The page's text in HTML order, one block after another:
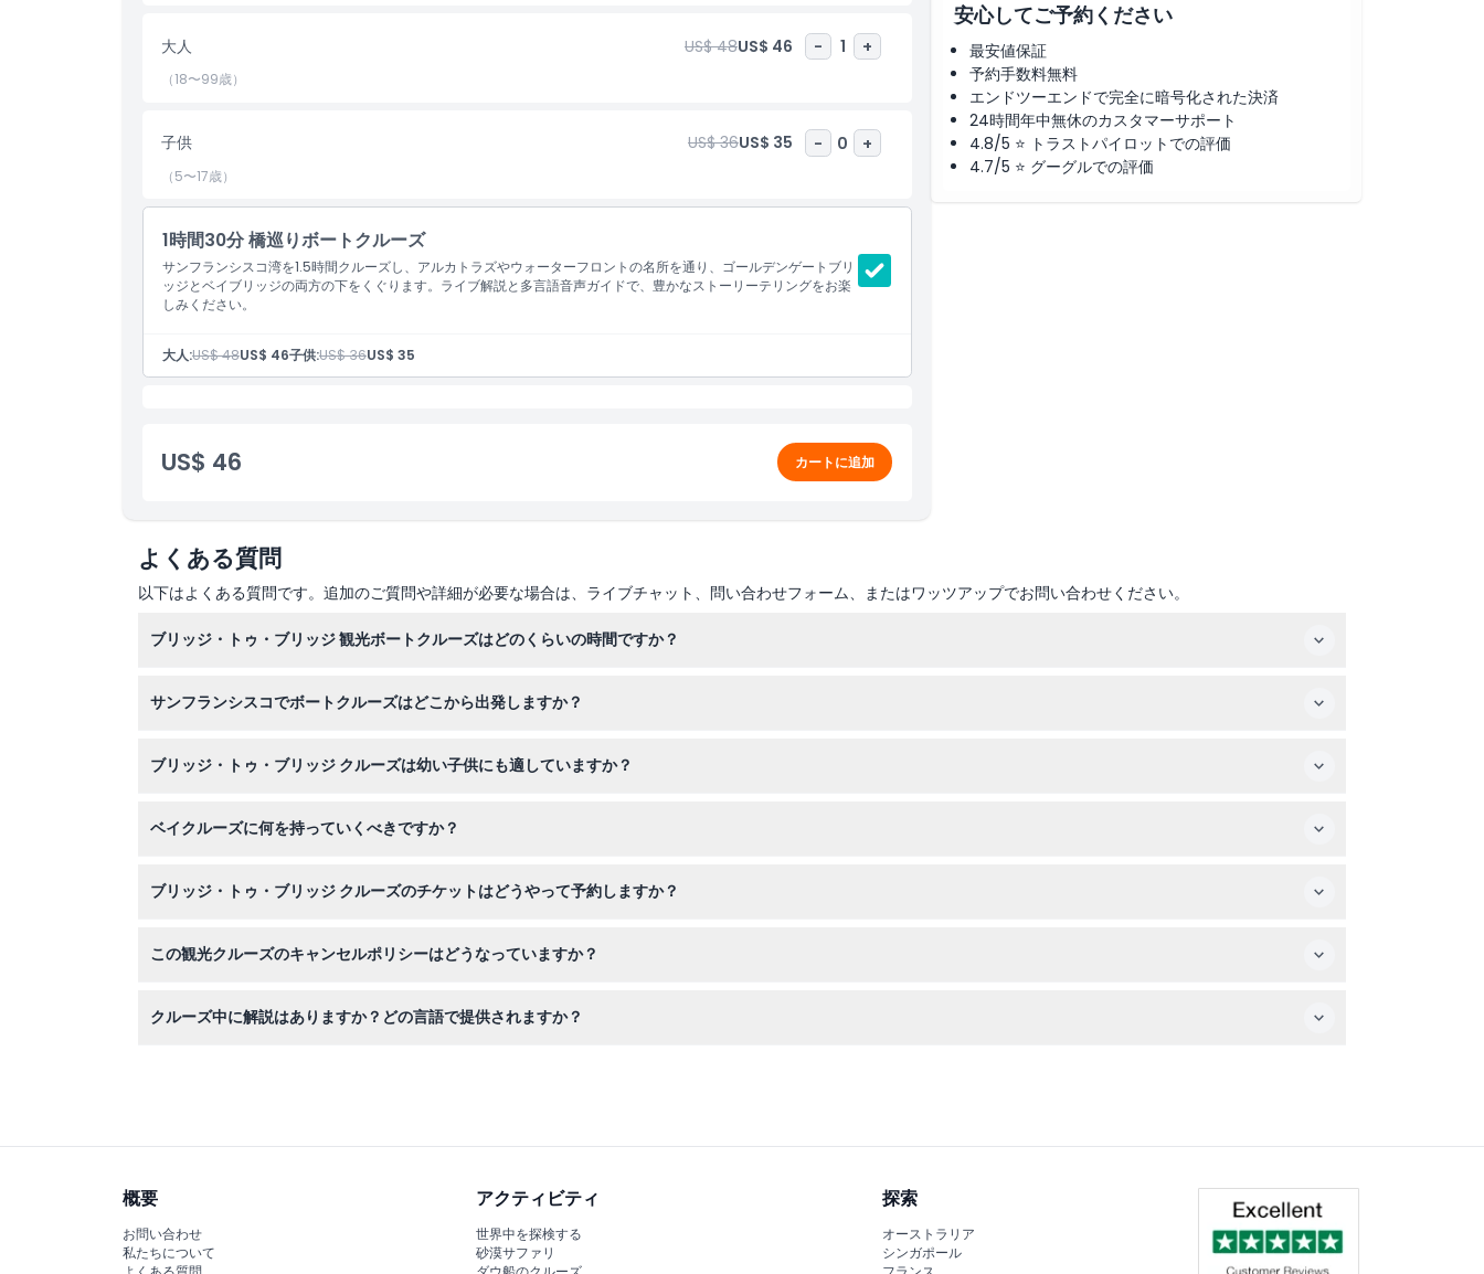
子供／大人ポリシー
注意事項
場所
キャンセルポリシー
大人 US$ 48US$ 46 - 1 +
（18〜99歳）
子供 US$ 36US$ 35 - 0 +
（5〜17歳）
1時間30分 橋巡りボートクルーズ
サンフランシスコ湾を1.5時間クルーズし、アルカトラズやウォーターフロントの名所を通り、ゴールデンゲートブリ
ッジとベイブリッジの両方の下をくぐります。ライブ解説と多言語音声ガイドで、豊かなストーリーテリングをお楽
しみください。
大人:US$ 48US$ 46子供:US$ 36US$ 35
US$ 46 カートに追加
安心してご予約ください
最安値保証
予約手数料無料
エンドツーエンドで完全に暗号化された決済
24時間年中無休のカスタマーサポート
4.8/5 ⭐ トラストパイロットでの評価
4.7/5 ⭐ グーグルでの評価
よくある質問
以下はよくある質問です。追加のご質問や詳細が必要な場合は、ライブチャット、問い合わせフォーム、またはワッツアップでお問い合わせください。
ブリッジ・トゥ・ブリッジ 観光ボートクルーズはどのくらいの時間ですか？
サンフランシスコでボートクルーズはどこから出発しますか？
ブリッジ・トゥ・ブリッジ クルーズは幼い子供にも適していますか？
ベイクルーズに何を持っていくべきですか？
ブリッジ・トゥ・ブリッジ クルーズのチケットはどうやって予約しますか？
この観光クルーズのキャンセルポリシーはどうなっていますか？
クルーズ中に解説はありますか？どの言語で提供されますか？
概要
お問い合わせ
私たちについて
アクティビティ
世界中を探検する
砂漠サファリ
探索
オーストラリア
シンガポール